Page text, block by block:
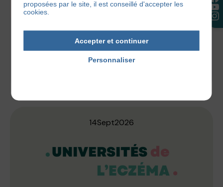
Du 14 au 20 septembre 2026, participez à la
PeauSitive Race, la course solidaire de
14Sept2026
proposées par le site, il est conseillé d'accepter les
cookies.
Accepter et continuer
Personnaliser